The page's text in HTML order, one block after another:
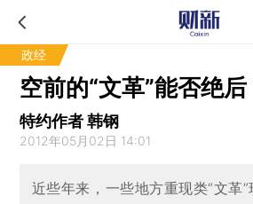
政经
空前的“文革”能否绝后
特约作者 韩钢
2012年05月02日 14:01
近些年来，一些地方重现类“文革